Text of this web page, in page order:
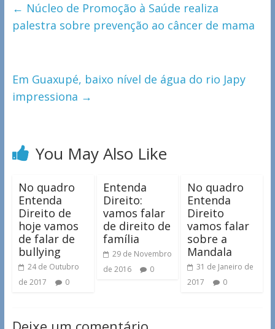
← Núcleo de Promoção à Saúde realiza
palestra sobre prevenção ao câncer de mama
Em Guaxupé, baixo nível de água do rio Japy
impressiona →
You May Also Like
No quadro
Entenda
Direito de
hoje vamos
de falar de
bullying
24 de Outubro
de 2017
0
Entenda
Direito:
vamos falar
de direito de
família
29 de Novembro
de 2016
0
No quadro
Entenda
Direito
vamos falar
sobre a
Mandala
31 de Janeiro de
2017
0